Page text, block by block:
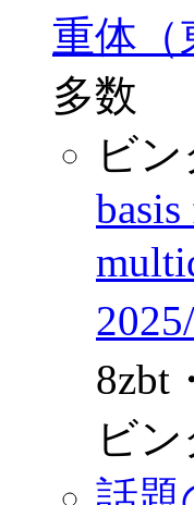
重体（
多数
ビ
8zbt
ビ